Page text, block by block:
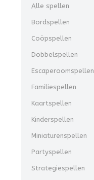
Alle spellen
Bordspellen
Coöpspellen
Dobbelspellen
Escaperoomspellen
Familiespellen
Kaartspellen
Kinderspellen
Miniaturenspellen
Partyspellen
Strategiespellen